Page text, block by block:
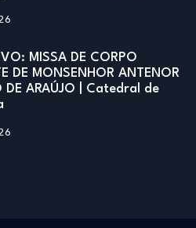
MISSA DE CORPO
DE MONSENHOR ANTENOR
DE ARAÚJO | Catedral de